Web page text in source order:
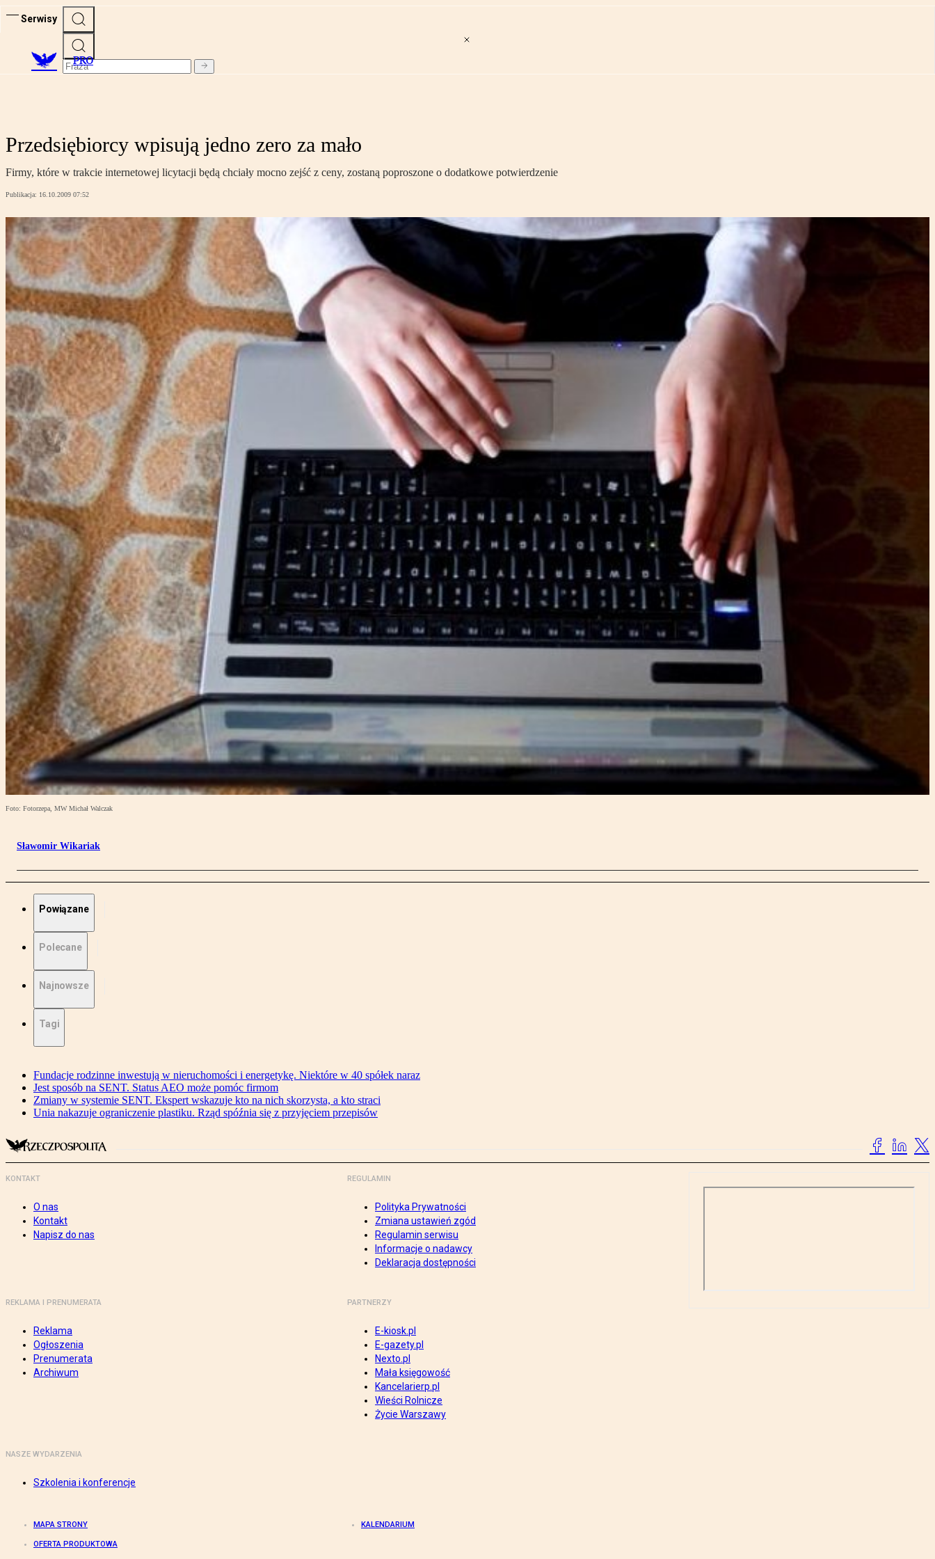
Serwisy
PRO
Przedsiębiorcy wpisują jedno zero za mało
Firmy, które w trakcie internetowej licytacji będą chciały mocno zejść z ceny, zostaną poproszone o dodatkowe potwierdzenie
Publikacja: 16.10.2009 07:52
Foto: Fotorzepa, MW Michał Walczak
Sławomir Wikariak
Powiązane
Polecane
Najnowsze
Tagi
Fundacje rodzinne inwestują w nieruchomości i energetykę. Niektóre w 40 spółek naraz
Jest sposób na SENT. Status AEO może pomóc firmom
Zmiany w systemie SENT. Ekspert wskazuje kto na nich skorzysta, a kto straci
Unia nakazuje ograniczenie plastiku. Rząd spóźnia się z przyjęciem przepisów
KONTAKT
O nas
Kontakt
Napisz do nas
REGULAMIN
Polityka Prywatności
Zmiana ustawień zgód
Regulamin serwisu
Informacje o nadawcy
Deklaracja dostępności
REKLAMA I PRENUMERATA
Reklama
Ogłoszenia
Prenumerata
Archiwum
PARTNERZY
E-kiosk.pl
E-gazety.pl
Nexto.pl
Mała księgowość
Kancelarierp.pl
Wieści Rolnicze
Życie Warszawy
NASZE WYDARZENIA
Szkolenia i konferencje
MAPA STRONY KALENDARIUM
OFERTA PRODUKTOWA